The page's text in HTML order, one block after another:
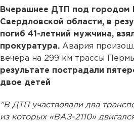
Вчерашнее ДТП под городом
Свердловской области, в
погиб 41-летний мужчина,
прокуратура. Авария
вечера на 299 км трассы
результате пострадали
двое детей
"В ДТП участвовали два
из которых «ВАЗ-2110»